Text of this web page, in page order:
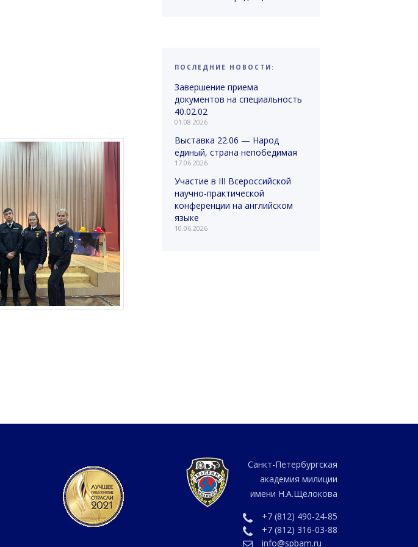
ПОСЛЕДНИЕ НОВОСТИ:
Завершение приема
документов на специальность
40.02.02
01.08.2026
Выставка 22.06 — Народ
единый, страна непобедимая
17.06.2026
Участие в III Всероссийской
научно-практической
конференции на английском
языке
10.06.2026
Санкт-Петербургская
академия милиции
имени Н.А.Щёлокова
+7 (812) 490-24-85
+7 (812) 316-03-88
info@spbam.ru